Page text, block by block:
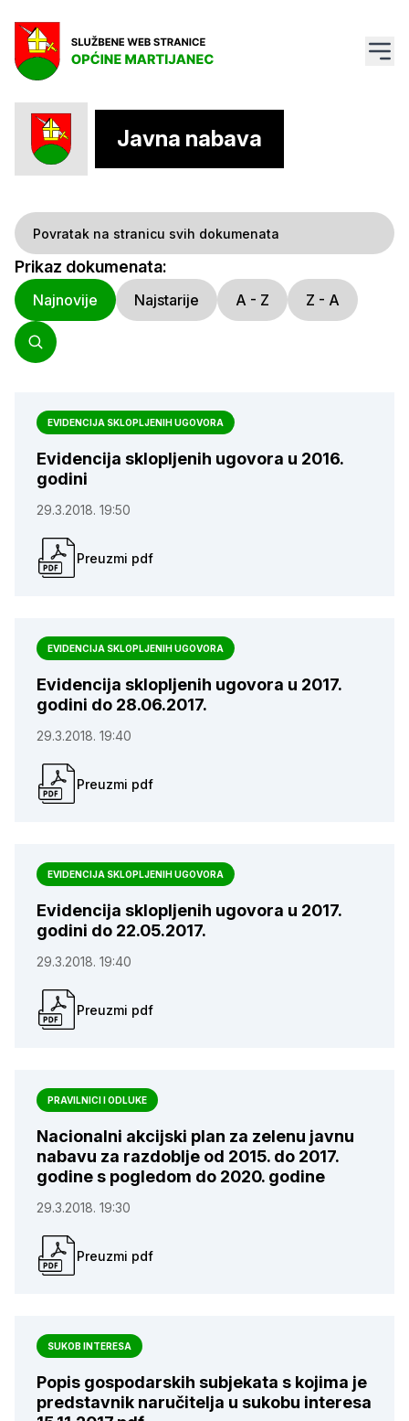
Javna nabava
Povratak na stranicu svih dokumenata
Prikaz dokumenata:
Najnovije Najstarije A - Z Z - A
EVIDENCIJA SKLOPLJENIH UGOVORA
Evidencija sklopljenih ugovora u 2016.
godini
29.3.2018. 19:50
Preuzmi pdf
EVIDENCIJA SKLOPLJENIH UGOVORA
Evidencija sklopljenih ugovora u 2017.
godini do 28.06.2017.
29.3.2018. 19:40
Preuzmi pdf
EVIDENCIJA SKLOPLJENIH UGOVORA
Evidencija sklopljenih ugovora u 2017.
godini do 22.05.2017.
29.3.2018. 19:40
Preuzmi pdf
PRAVILNICI I ODLUKE
Nacionalni akcijski plan za zelenu javnu
nabavu za razdoblje od 2015. do 2017.
godine s pogledom do 2020. godine
29.3.2018. 19:30
Preuzmi pdf
SUKOB INTERESA
Popis gospodarskih subjekata s kojima je
predstavnik naručitelja u sukobu interesa